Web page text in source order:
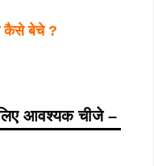
कैसे बेचे ?
आवश्यक चीजे –